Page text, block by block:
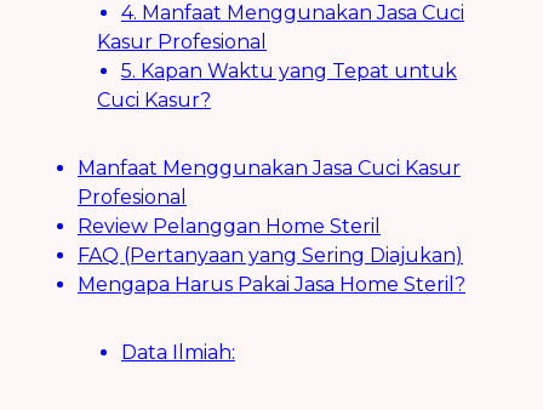
4. Manfaat Menggunakan Jasa Cuci
Kasur Profesional
5. Kapan Waktu yang Tepat untuk
Cuci Kasur?
Manfaat Menggunakan Jasa Cuci Kasur
Profesional
Review Pelanggan Home Steril
FAQ (Pertanyaan yang Sering Diajukan)
Mengapa Harus Pakai Jasa Home Steril?
Data Ilmiah: